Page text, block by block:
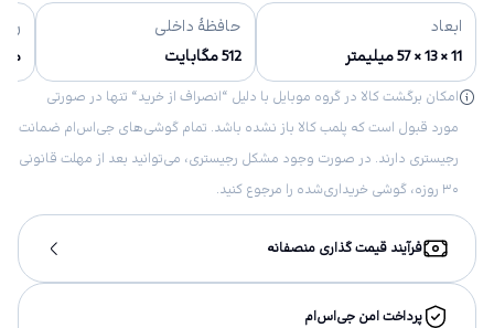
ابعاد
11 × 13 × 57 میلیمتر
حافظهٔ داخلی
512 مگابایت
امکان برگشت کالا در گروه موبایل با دلیل “انصراف از خرید“ تنها در صورتی
مورد قبول است که پلمب کالا باز نشده باشد. تمام گوشی‌های جی‌اس‌ام ضمانت
رجیستری دارند. در صورت وجود مشکل رجیستری، می‌توانید بعد از مهلت قانونی
۳۰ روزه، گوشی خریداری‌شده را مرجوع کنید.
فرآیند قیمت گذاری منصفانه
پرداخت امن جی‌اس‌ام